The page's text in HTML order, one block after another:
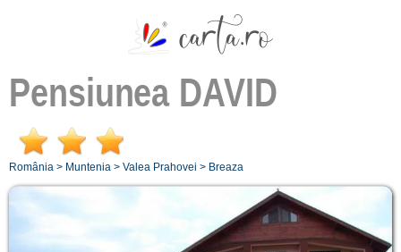
Pensiunea DAVID
România > Muntenia > Valea Prahovei > Breaza